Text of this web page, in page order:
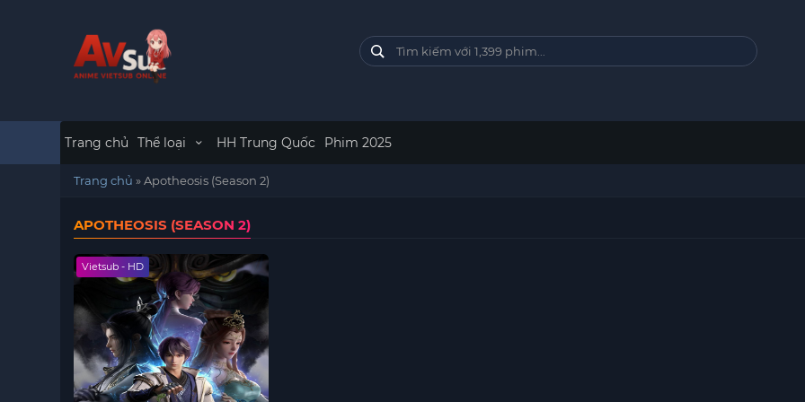
Trang chủ Thể loại HH Trung Quốc Phim 2025
Trang chủ »Apotheosis (Season 2)
APOTHEOSIS (SEASON 2)
Vietsub - HD